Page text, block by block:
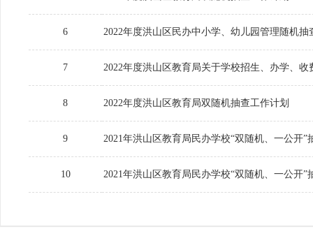
6 2022年度洪山区民办中小学、幼儿园管理随机抽
7 2022年度洪山区教育局关于学校招生、办学、
8 2022年度洪山区教育局双随机抽查工作计划
9 2021年洪山区教育局民办学校“双随机、一公开”
10 2021年洪山区教育局民办学校“双随机、一公开”